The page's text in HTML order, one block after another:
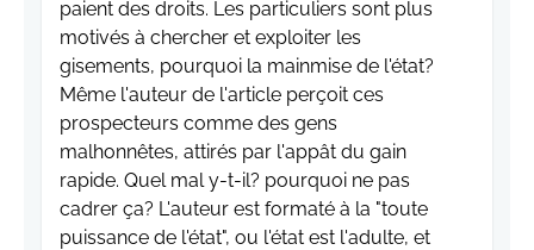
paient des droits. Les particuliers sont plus
motivés à chercher et exploiter les
gisements, pourquoi la mainmise de l'état?
Même l'auteur de l'article perçoit ces
prospecteurs comme des gens
malhonnêtes, attirés par l'appât du gain
rapide. Quel mal y-t-il? pourquoi ne pas
cadrer ça? L'auteur est formaté à la "toute
puissance de l'état", ou l'état est l'adulte, et